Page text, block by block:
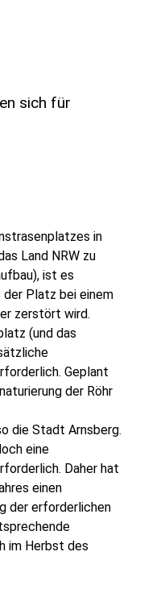
sich für
in
Land NRW zu
ist es
Platz bei einem
zerstört wird.
(und das
Geplant
der Röhr
die Stadt Arnsberg.
eine
Daher hat
einen
der erforderlichen
im Herbst des